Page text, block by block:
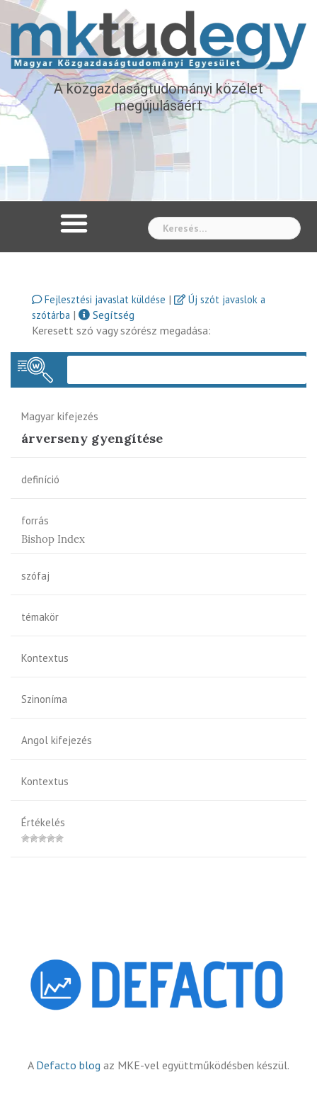
A közgazdaságtudományi közélet
megújulásáért
Fejlesztési javaslat küldése |
Új szót javaslok a
szótárba |
Segítség
Keresett szó vagy szórész megadása:
Magyar kifejezés
árverseny gyengítése
definíció
forrás
Bishop Index
szófaj
témakör
Kontextus
Szinoníma
Angol kifejezés
Kontextus
Értékelés
A Defacto blog az MKE-vel együttműködésben készül.